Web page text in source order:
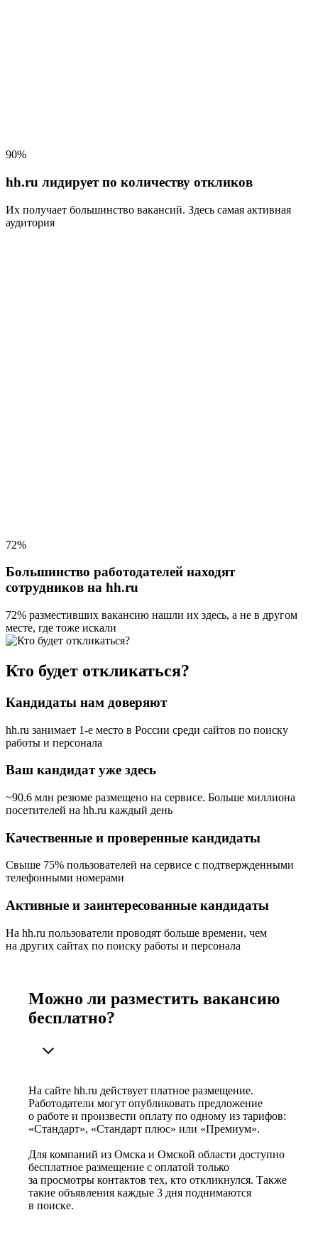
90%
hh.ru лидирует по количеству откликов
Их получает большинство вакансий. Здесь самая активная
аудитория
72%
Большинство работодателей находят
сотрудников на hh.ru
72% разместивших вакансию нашли их здесь, а не в другом
месте, где тоже искали
Кто будет откликаться?
Кандидаты нам доверяют
hh.ru занимает 1-е место в России среди сайтов по поиску
работы и персонала
Ваш кандидат уже здесь
~90.6 млн резюме размещено на сервисе. Больше миллиона
посетителей на hh.ru каждый день
Качественные и проверенные кандидаты
Свыше 75% пользователей на сервисе с подтвержденными
телефонными номерами
Активные и заинтересованные кандидаты
На hh.ru пользователи проводят больше времени, чем
на других сайтах по поиску работы и персонала
Можно ли разместить вакансию
бесплатно?
На сайте hh.ru действует платное размещение.
Работодатели могут опубликовать предложение
о работе и произвести оплату по одному из тарифов:
«Стандарт», «Стандарт плюс» или «Премиум».
Для компаний из Омска и Омской области доступно
бесплатное размещение с оплатой только
за просмотры контактов тех, кто откликнулся. Также
такие объявления каждые 3 дня поднимаются
в поиске.